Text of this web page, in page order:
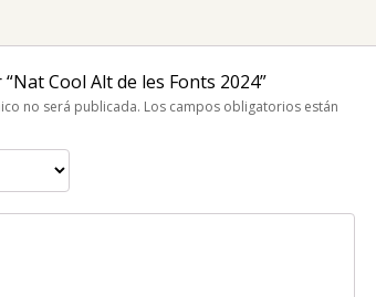
Cool Alt de les Fonts 2024”
no será publicada. Los campos obligatorios están